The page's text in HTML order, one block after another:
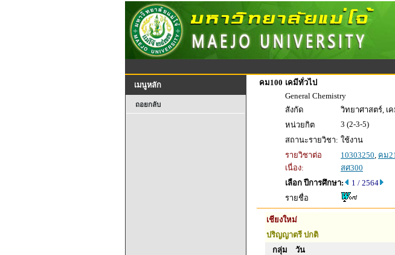
เมนูหลัก
ถอยกลับ
คม100 เคมีทั่วไป
General Chemistry
สังกัด
วิทยาศาสตร์, เ
หน่วยกิต
3 (2-3-5)
สถานะรายวิชา: ใช้งาน
รายวิชาต่อ
เนื่อง:
10303250, คม
สศ300
เลือก ปีการศึกษา:
1 / 2564
รายชื่อ
เชียงใหม่
ปริญญาตรี ปกติ
กลุ่ม
วัน